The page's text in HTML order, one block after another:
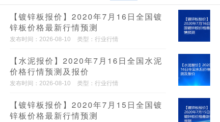
【镀锌板报价】2020年7月16日全国镀
锌板价格最新行情预测
发布时间：2026-08-10 类型：行业行情
【水泥报价】2020年7月16日全国水泥
价格行情预测及报价
发布时间：2026-08-10 类型：行业行情
【镀锌板报价】2020年7月15日全国镀
锌板价格最新行情预测